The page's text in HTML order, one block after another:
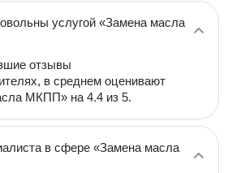
услугой «Замена масла
отзывы
в среднем оценивают
МКПП» на 4.4 из 5.
в сфере «Замена масла